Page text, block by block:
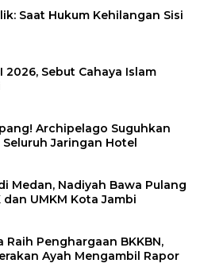
Saat Hukum Kehilangan Sisi
2026, Sebut Cahaya Islam
Archipelago Suguhkan
Jaringan Hotel
Medan, Nadiyah Bawa Pulang
UMKM Kota Jambi
Penghargaan BKKBN,
Ayah Mengambil Rapor